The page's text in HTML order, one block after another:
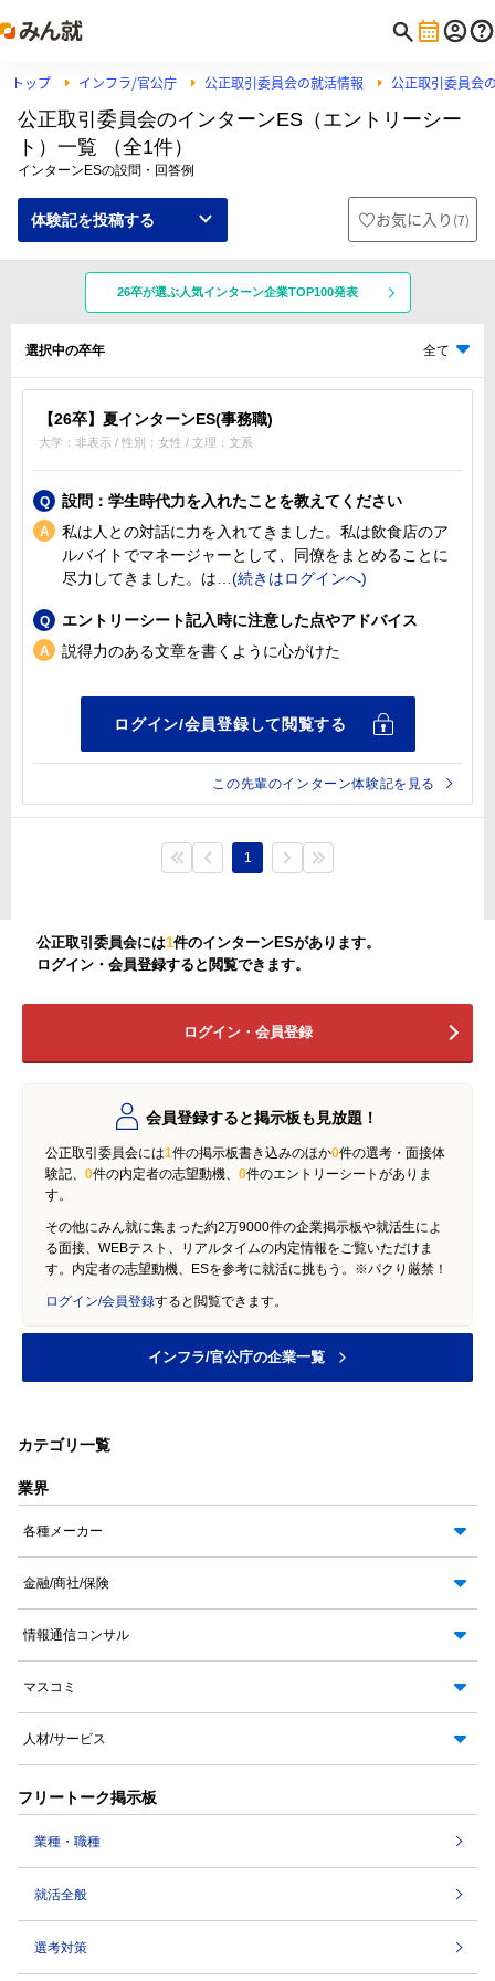
トップ インフラ/官公庁 公正取引委員会の就活情報 公正取引委員会
公正取引委員会のインターンES（エントリーシー
ト）一覧 （全1件）
インターンESの設問・回答例
体験記を投稿する お気に入り (7)
26卒が選ぶ人気インターン企業TOP100発表
選択中の卒年 全て
【26卒】夏インターンES(事務職)
大学：非表示 / 性別：女性 / 文理：文系
設問：学生時代力を入れたことを教えてください
私は人との対話に力を入れてきました。私は飲食店のア
ルバイトでマネージャーとして、同僚をまとめることに
尽力してきました。は
エントリーシート記入時に注意した点やアドバイス
説得力のある文章を書くように心がけた
この先輩のインターン体験記を見る
1
公正取引委員会には1件のインターンESがあります。
ログイン・会員登録すると閲覧できます。
ログイン・会員登録
会員登録すると掲示板も見放題！
公正取引委員会には1件の掲示板書き込みのほか0件の選考・面接体
験記、 0件の内定者の志望動機、 0件のエントリーシートがありま
す。
その他にみん就に集まった約2万9000件の企業掲示板や就活生によ
る面接、WEBテスト、リアルタイムの内定情報をご覧いただけま
す。内定者の志望動機、ESを参考に就活に挑もう。※パクり厳禁！
ログイン/会員登録すると閲覧できます。
インフラ/官公庁の企業一覧
カテゴリ一覧
業界
各種メーカー
金融/商社/保険
情報通信コンサル
マスコミ
人材/サービス
フリートーク掲示板
業種・職種
就活全般
選考対策